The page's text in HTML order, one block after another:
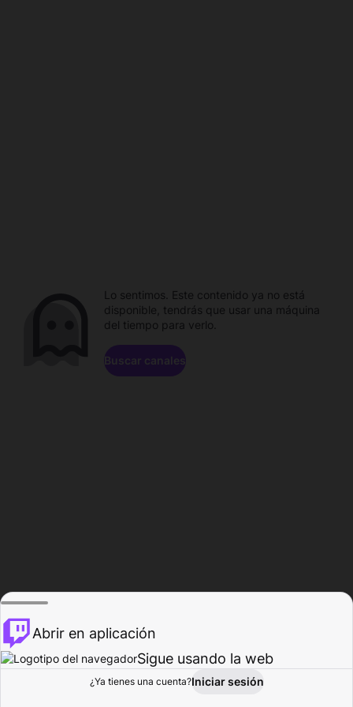
Explorar Actividad
Lo sentimos. Este contenido ya no está
disponible, tendrás que usar una máquina
del tiempo para verlo.
Buscar canales
Abrir en aplicación
Sigue usando la web
¿Ya tienes una cuenta?Iniciar sesión